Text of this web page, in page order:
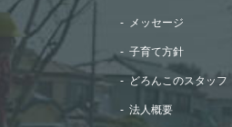
きます
ウで開きます
ィンドウで開きます
メッセージ
子育て方針
どろんこのスタッフ
法人概要